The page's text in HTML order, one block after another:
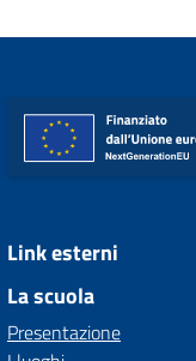
Link esterni
La scuola
Presentazione